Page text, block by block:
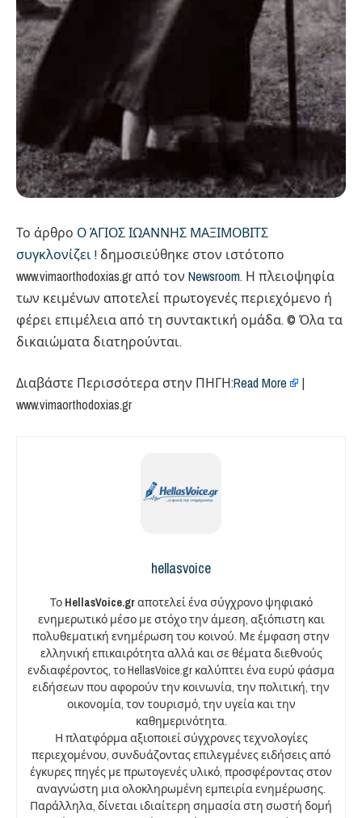
Το άρθρο Ο ΆΓΙΟΣ ΙΩΑΝΝΗΣ ΜΑΞΙΜΟΒΙΤΣ
συγκλονίζει ! δημοσιεύθηκε στον ιστότοπο
www.vimaorthodoxias.gr από τον Newsroom. Η πλειοψηφία
των κειμένων αποτελεί πρωτογενές περιεχόμενο ή
φέρει επιμέλεια από τη συντακτική ομάδα. © Όλα τα
δικαιώματα διατηρούνται.
Διαβάστε Περισσότερα στην ΠΗΓΗ:Read More
|
www.vimaorthodoxias.gr
hellasvoice
Το HellasVoice.grαποτελεί ένα σύγχρονο ψηφιακό
ενημερωτικό μέσο με στόχο την άμεση, αξιόπιστη και
πολυθεματική ενημέρωση του κοινού. Με έμφαση στην
ελληνική επικαιρότητα αλλά και σε θέματα διεθνούς
ενδιαφέροντος, το HellasVoice.gr καλύπτει ένα ευρύ φάσμα
ειδήσεων που αφορούν την κοινωνία, την πολιτική, την
οικονομία, τον τουρισμό, την υγεία και την
καθημερινότητα.
Η πλατφόρμα αξιοποιεί σύγχρονες τεχνολογίες
περιεχομένου, συνδυάζοντας επιλεγμένες ειδήσεις από
έγκυρες πηγές με πρωτογενές υλικό, προσφέροντας στον
αναγνώστη μια ολοκληρωμένη εμπειρία ενημέρωσης.
Παράλληλα, δίνεται ιδιαίτερη σημασία στη σωστή δομή